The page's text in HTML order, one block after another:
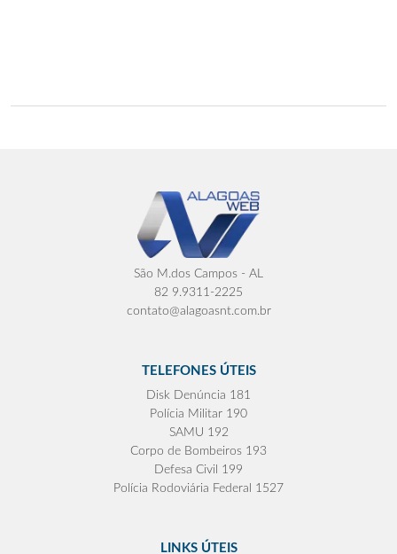
São M.dos Campos - AL
82 9.9311-2225
contato@alagoasnt.com.br
TELEFONES ÚTEIS
Disk Denúncia 181
Polícia Militar 190
SAMU 192
Corpo de Bombeiros 193
Defesa Civil 199
Polícia Rodoviária Federal 1527
LINKS ÚTEIS